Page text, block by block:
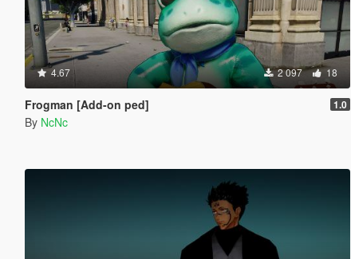
4.67 2 097 18
Frogman [Add-on ped] 1.0
By NcNc